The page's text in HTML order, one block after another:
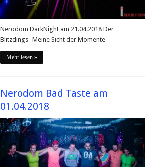
Nerodom DarkNight am 21.04.2018 Der
Blitzdings- Meine Sicht der Momente
Mehr lesen »
Nerodom Bad Taste am
01.04.2018